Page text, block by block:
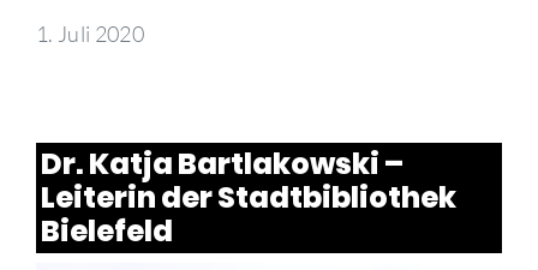
1. Juli 2020
Dr. Katja Bartlakowski –
Leiterin der Stadtbibliothek
Bielefeld